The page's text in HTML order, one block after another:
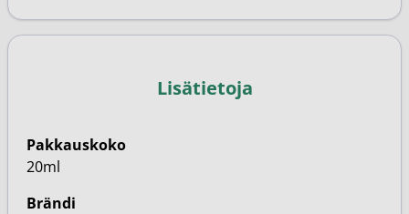
Lisätietoja
Pakkauskoko
20ml
Brändi